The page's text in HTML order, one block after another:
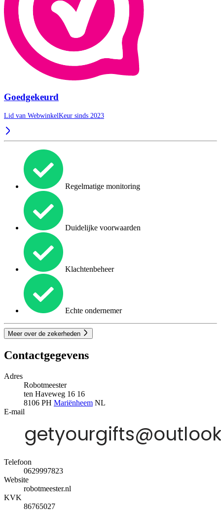
Goedgekeurd
Lid van WebwinkelKeur sinds 2023
Regelmatige monitoring
Duidelijke voorwaarden
Klachtenbeheer
Echte ondernemer
Meer over de zekerheden
Contactgegevens
Adres
Robotmeester
ten Haveweg 16 16
8106 PH Mariënheem NL
E-mail
Telefoon
0629997823
Website
robotmeester.nl
KVK
86765027